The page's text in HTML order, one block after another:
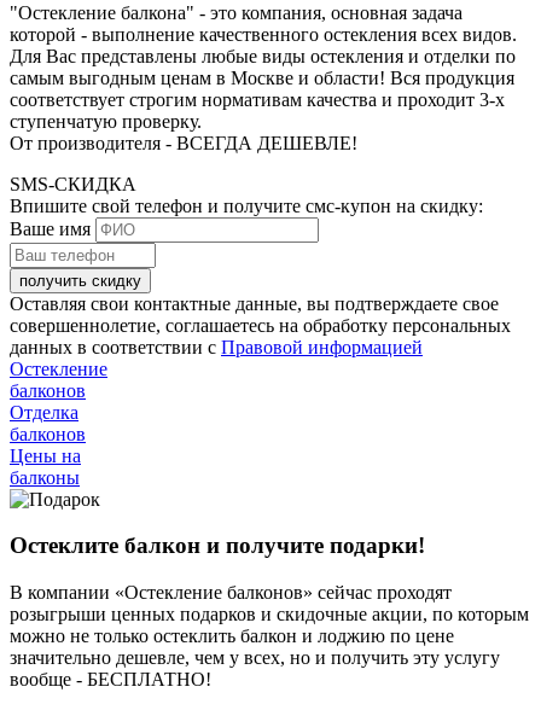
"Остекление балкона" - это компания, основная задача
которой - выполнение качественного остекления всех видов.
Для Вас представлены любые виды остекления и отделки по
самым выгодным ценам в Москве и области! Вся продукция
соответствует строгим нормативам качества и проходит 3-х
ступенчатую проверку.
От производителя - ВСЕГДА ДЕШЕВЛЕ!
SMS-СКИДКА
Впишите свой телефон и получите смс-купон на скидку:
Ваше имя
получить скидку
Оставляя свои контактные данные, вы подтверждаете свое
совершеннолетие, соглашаетесь на обработку персональных
данных в соответствии с Правовой информацией
Остекление
балконов
Отделка
балконов
Цены на
балконы
Остеклите балкон и получите подарки!
В компании «Остекление балконов» сейчас проходят
розыгрыши ценных подарков и скидочные акции, по которым
можно не только остеклить балкон и лоджию по цене
значительно дешевле, чем у всех, но и получить эту услугу
вообще - БЕСПЛАТНО!